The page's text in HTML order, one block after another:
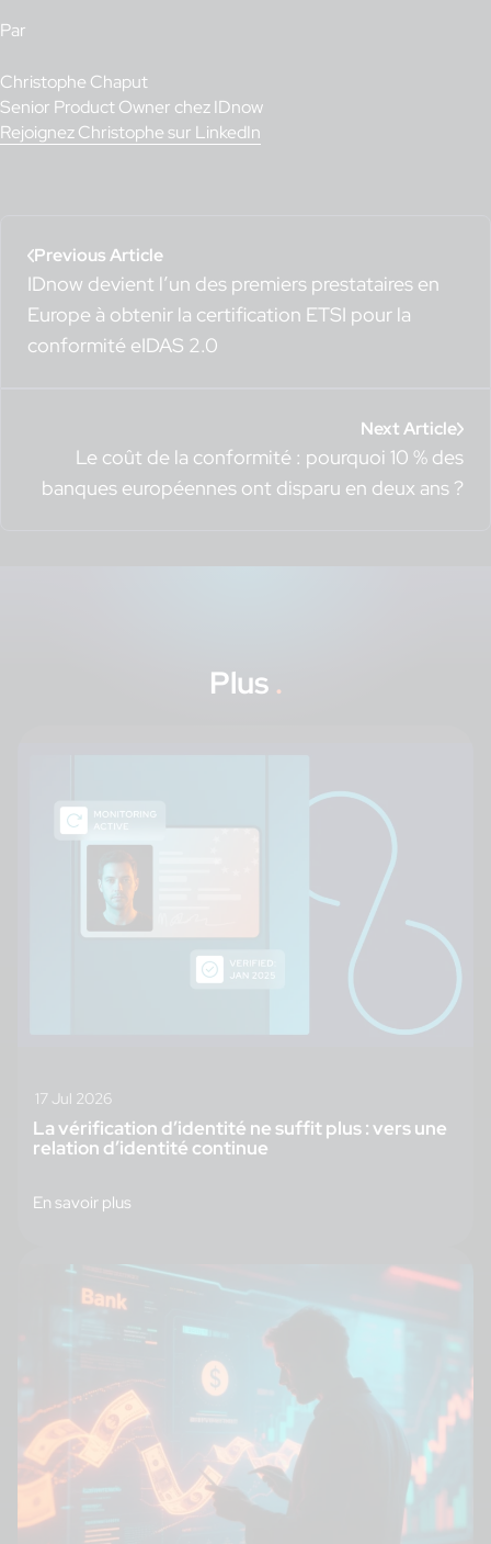
Par
Christophe Chaput
Senior Product Owner chez IDnow
Rejoignez Christophe sur LinkedIn
Previous Article
IDnow devient l’un des premiers prestataires en
Europe à obtenir la certification ETSI pour la
conformité eIDAS 2.0
Next Article
Le coût de la conformité : pourquoi 10 % des
banques européennes ont disparu en deux ans ?
Plus .
17 Jul 2026
La vérification d’identité ne suffit plus : vers une
relation d’identité continue
En savoir plus